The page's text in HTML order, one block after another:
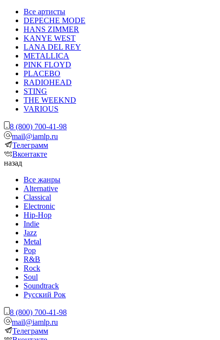
Все артисты
DEPECHE MODE
HANS ZIMMER
KANYE WEST
LANA DEL REY
METALLICA
PINK FLOYD
PLACEBO
RADIOHEAD
STING
THE WEEKND
VARIOUS
8 (800) 700-41-98
mail@iamlp.ru
Телеграмм
Вконтакте
назад
Все жанры
Alternative
Classical
Electronic
Hip-Hop
Indie
Jazz
Metal
Pop
R&B
Rock
Soul
Soundtrack
Русский Рок
8 (800) 700-41-98
mail@iamlp.ru
Телеграмм